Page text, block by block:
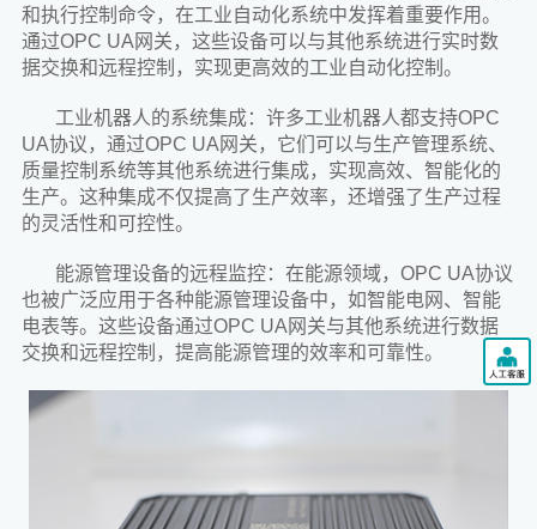
和执行控制命令，在工业自动化系统中发挥着重要作用。
通过OPC UA网关，这些设备可以与其他系统进行实时数
据交换和远程控制，实现更高效的工业自动化控制。
工业机器人的系统集成：许多工业机器人都支持OPC
UA协议，通过OPC UA网关，它们可以与生产管理系统、
质量控制系统等其他系统进行集成，实现高效、智能化的
生产。这种集成不仅提高了生产效率，还增强了生产过程
的灵活性和可控性。
能源管理设备的远程监控：在能源领域，OPC UA协议
也被广泛应用于各种能源管理设备中，如智能电网、智能
电表等。这些设备通过OPC UA网关与其他系统进行数据
交换和远程控制，提高能源管理的效率和可靠性。